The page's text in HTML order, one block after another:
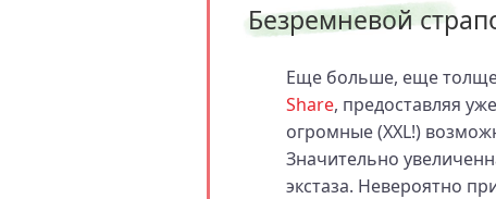
Безремневой
Еще больше, еще
Share, предоставляя
огромные (XXL!)
Значительно
экстаза. Невероятно